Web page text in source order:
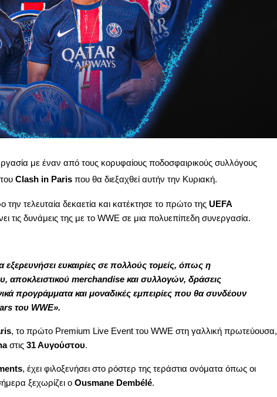
με έναν από τους κορυφαίους ποδοσφαιρικούς συλλόγους
Clash in Parisπου θα διεξαχθεί αυτήν την Κυριακή.
τελευταία δεκαετία και κατέκτησε το πρώτο της UEFA
τις δυνάμεις της με το WWE σε μια πολυεπίπεδη συνεργασία.
ευκαιρίες σε πολλούς τομείς, όπως η
αποκλειστικού merchandise και συλλογών, δράσεις
προγράμματα και μοναδικές εμπειρίες που θα συνδέουν
του WWE».
, το πρώτο Premium Live Event του WWE στη γαλλική πρωτεύουσα,
στις 31 Αυγούστου.
, έχει φιλοξενήσει στο ρόστερ της τεράστια ονόματα όπως οι
ξεχωρίζει ο Ousmane Dembélé.